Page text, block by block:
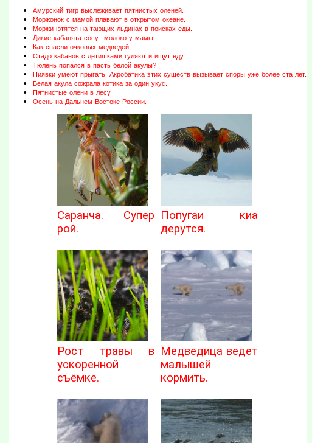
Амурский тигр выслеживает пятнистых оленей.
Моржонок с мамой плавают в открытом океане.
Моржи ютятся на тающих льдинах в поисках еды.
Дикие кабанята сосут молоко у мамы.
Как спасли очковых медведей.
Стадо кабанов с детишками гуляют и ищут еду.
Тюлень попался в пасть белой акулы?
Пиявки умеют прыгать. Акробатика этих существ вызывает споры уже более ста лет.
Белая акула сожрала котика за один укус.
Пятнистые олени в лесу
Осень на Дальнем Востоке России.
Саранча. Супер
рой.
Попугаи киа
дерутся.
Рост травы в
ускоренной
съёмке.
Медведица ведет
малышей
кормить.